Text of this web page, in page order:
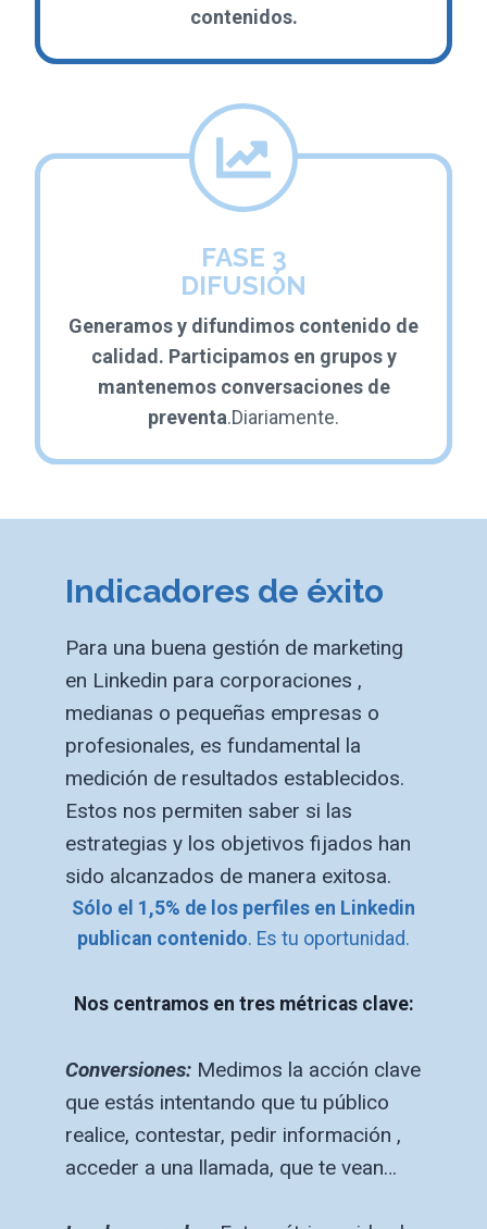
contenidos.
FASE 3
DIFUSIÓN
Generamos y difundimos contenido de
calidad. Participamos en grupos y
mantenemos conversaciones de
preventa.Diariamente.
Indicadores de éxito
Para una buena gestión de marketing
en Linkedin para corporaciones ,
medianas o pequeñas empresas o
profesionales, es fundamental la
medición de resultados establecidos.
Estos nos permiten saber si las
estrategias y los objetivos fijados han
sido alcanzados de manera exitosa.
Sólo el 1,5% de los perfiles en Linkedin
publican contenido. Es tu oportunidad.
Nos centramos en tres métricas clave:
Conversiones: Medimos la acción clave
que estás intentando que tu público
realice, contestar, pedir información ,
acceder a una llamada, que te vean…